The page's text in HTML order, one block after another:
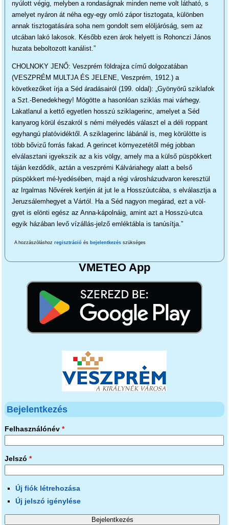
nyúlott végig, melyben a rondaságnak minden neme volt látható, s
amelyet nyáron át néha egy-egy omló zápor tisztogata, különben
annak tisztogatására soha nem gondolt sem elöljáróság, sem az
utcában lakó lakosok. Később ezen árok helyett is Rohonczi János
huzata beboltozott kanálist.”
CHOLNOKY JENŐ: Veszprém földrajza című dolgozatában
(VESZPRÉM MULTJA ÉS JELENE, Veszprém, 1912.) a
következőket írja a Séd áradásairól (199. oldal): „Gyönyörű sziklafok
a Szt.-Benedekhegy! Mögötte a hasonlóan sziklás mai várhegy.
Lakatlanul a kettő egyetlen hosszú sziklagerinc, amelyet a Séd
kanyarog körül északról s némi mélyedés választ el a déli roppant
egyhangú platóvidéktől. A sziklagerinc lábánál is, meg körülötte is
több bővizű forrás fakad. A gerincet környezetétől még jobban
elválasztani igyekszik az a kis völgy, amely ma a külső püspökkert
táján kezdődik, aztán a veszprémi Kálváriahegy alatt a belső
püspökkert mé-lyedésében, majd a régi városházudvaron keresztül
az Irgalmas Nővérek kertjén át jut le a Hosszúutcába, s elválasztja a
Jeruzsálemhegyet a Vártól. Ha a Séd nagyon megárad, ezt a völ-
gyet is elönti egész az Anna-kápolnáig, amint azt a Hosszú-utca
egyik házában levő vízállás-jelző emléktábla is tanúsítja.”
A hozzászóláshoz regisztráció és bejelentkezésszükséges
VMETEO App
Bejelentkezés
Felhasználónév *
Jelszó *
Új fiók létrehozása
Új jelszó igénylése